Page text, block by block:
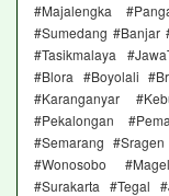
#Majalengka
#Sumedang #Banjar
#Tasikmalaya
#Blora #Boyolali
#Karanganyar
#Pekalongan
#Semarang
#Wonosobo
#Surakarta #Tegal